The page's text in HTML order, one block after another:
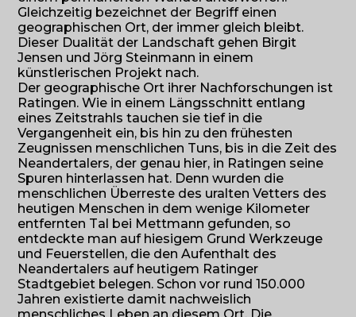
Gleichzeitig bezeichnet der Begriff einen
geographischen Ort, der immer gleich bleibt.
Dieser Dualität der Landschaft gehen Birgit
Jensen und Jörg Steinmann in einem
künstlerischen Projekt nach.
Der geographische Ort ihrer Nachforschungen ist
Ratingen. Wie in einem Längsschnitt entlang
eines Zeitstrahls tauchen sie tief in die
Vergangenheit ein, bis hin zu den frühesten
Zeugnissen menschlichen Tuns, bis in die Zeit des
Neandertalers, der genau hier, in Ratingen seine
Spuren hinterlassen hat. Denn wurden die
menschlichen Überreste des uralten Vetters des
heutigen Menschen in dem wenige Kilometer
entfernten Tal bei Mettmann gefunden, so
entdeckte man auf hiesigem Grund Werkzeuge
und Feuerstellen, die den Aufenthalt des
Neandertalers auf heutigem Ratinger
Stadtgebiet belegen. Schon vor rund 150.000
Jahren existierte damit nachweislich